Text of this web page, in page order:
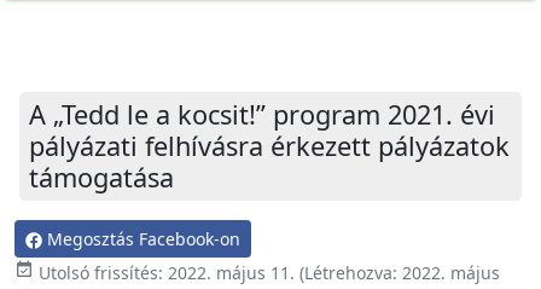
A „Tedd le a kocsit!” program 2021. évi
pályázati felhívásra érkezett pályázatok
támogatása
Megosztás Facebook-on
event_available Utolsó frissítés: 2022. május 11. (Létrehozva: 2022. május